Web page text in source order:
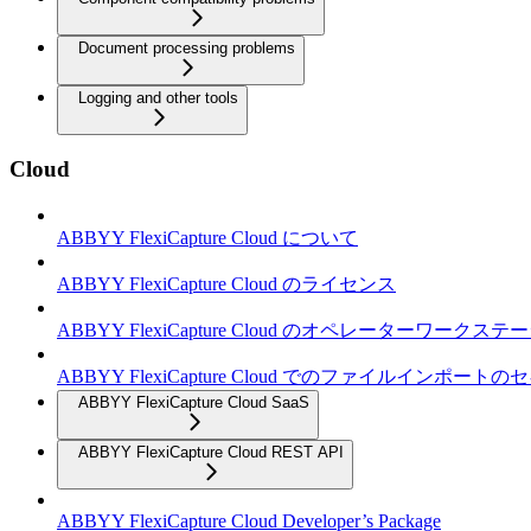
Document processing problems
Logging and other tools
Cloud
ABBYY FlexiCapture Cloud について
ABBYY FlexiCapture Cloud のライセンス
ABBYY FlexiCapture Cloud のオペレーターワークステ
ABBYY FlexiCapture Cloud でのファイルインポートの
ABBYY FlexiCapture Cloud SaaS
ABBYY FlexiCapture Cloud REST API
ABBYY FlexiCapture Cloud Developer’s Package